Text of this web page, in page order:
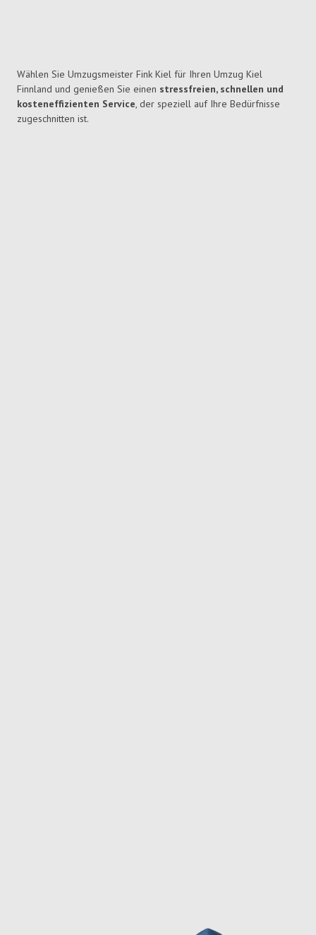
Wählen Sie Umzugsmeister Fink Kiel für Ihren Umzug Kiel
Finnland und genießen Sie einen stressfreien, schnellen und
kosteneffizienten Service, der speziell auf Ihre Bedürfnisse
zugeschnitten ist.